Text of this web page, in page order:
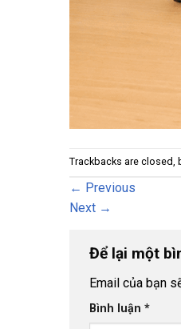
Trackbacks are closed,
← Previous
Next →
Để lại một
Email của bạn
Bình luận *